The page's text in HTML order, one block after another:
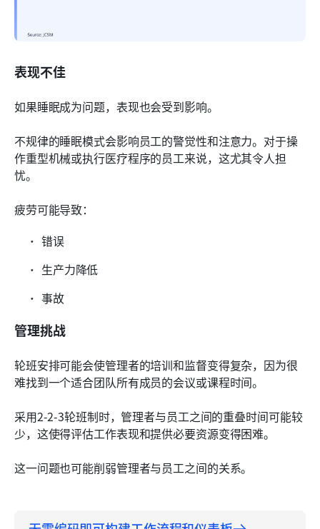
表现不佳
如果睡眠成为问题，表现也会受到影响。
不规律的睡眠模式会影响员工的警觉性和注意力。对于操
作重型机械或执行医疗程序的员工来说，这尤其令人担
忧。
疲劳可能导致：
错误
生产力降低
事故
管理挑战
轮班安排可能会使管理者的培训和监督变得复杂，因为很
难找到一个适合团队所有成员的会议或课程时间。
采用2-2-3轮班制时，管理者与员工之间的重叠时间可能较
少，这使得评估工作表现和提供必要资源变得困难。
这一问题也可能削弱管理者与员工之间的关系。